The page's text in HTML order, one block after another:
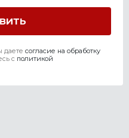
даете согласие на обработку
c политикой